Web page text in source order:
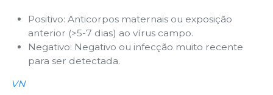
Positivo: Anticorpos maternais ou exposição
anterior (>5-7 dias) ao vírus campo.
Negativo: Negativo ou infecção muito recente
para ser detectada.
VN